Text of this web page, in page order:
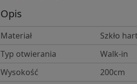
Opis
Materiał
Szkło
Typ otwierania
Walk-in
Wysokość
200cm